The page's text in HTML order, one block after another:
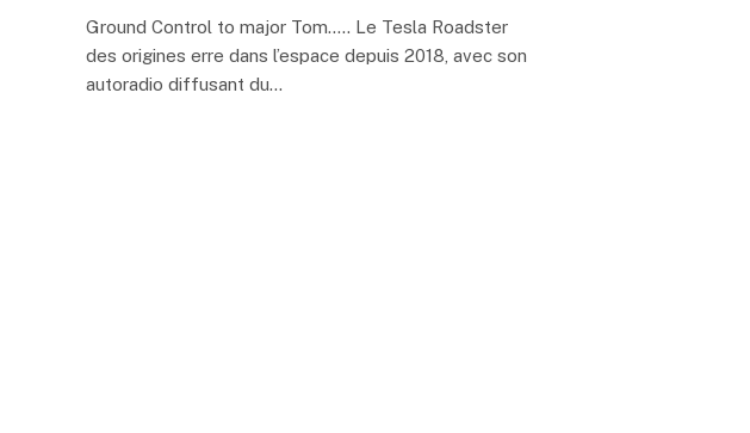
Ground Control to major Tom….. Le Tesla Roadster
des origines erre dans l’espace depuis 2018, avec son
autoradio diffusant du…